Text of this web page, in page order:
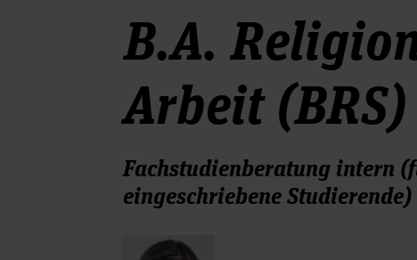
B.A.
Arbeit (BRS)
Fachstudienberatung intern
eingeschriebene Studierende)